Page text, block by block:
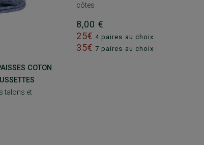
COTON
talons et
côtes
8,00 €
25€ 4 paires au choix
35€ 7 paires au choix